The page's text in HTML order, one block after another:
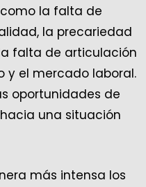
la falta de
la precariedad
falta de articulación
y el mercado laboral.
oportunidades de
una situación
más intensa los